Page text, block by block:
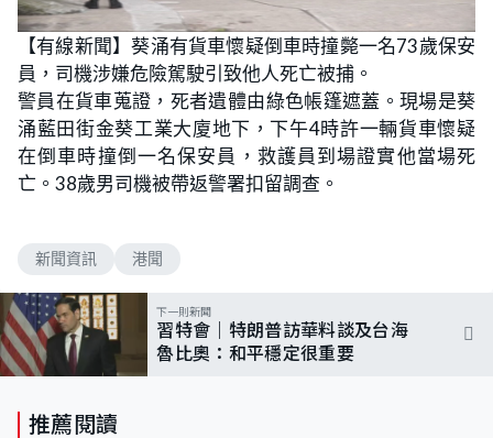
【有線新聞】葵涌有貨車懷疑倒車時撞斃一名73歲保安
員，司機涉嫌危險駕駛引致他人死亡被捕。
警員在貨車蒐證，死者遺體由綠色帳篷遮蓋。現場是葵
涌藍田街金葵工業大廈地下，下午4時許一輛貨車懷疑
在倒車時撞倒一名保安員，救護員到場證實他當場死
亡。38歲男司機被帶返警署扣留調查。
新聞資訊 港聞
下一則新聞
習特會｜特朗普訪華料談及台海
魯比奧：和平穩定很重要
推薦閱讀